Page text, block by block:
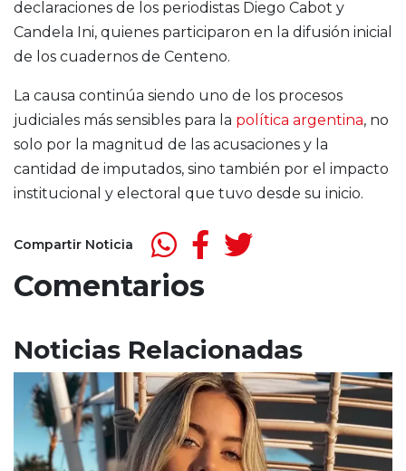
declaraciones de los periodistas Diego Cabot y
Candela Ini, quienes participaron en la difusión inicial
de los cuadernos de Centeno.
La causa continúa siendo uno de los procesos
judiciales más sensibles para la política argentina, no
solo por la magnitud de las acusaciones y la
cantidad de imputados, sino también por el impacto
institucional y electoral que tuvo desde su inicio.
Compartir Noticia
Comentarios
Noticias Relacionadas